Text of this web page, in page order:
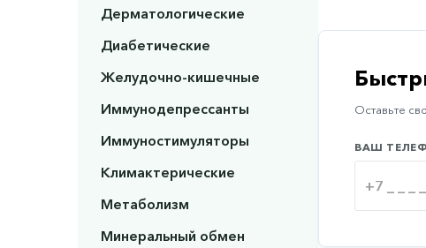
Дерматологические
Диабетические
Желудочно-кишечные
Иммунодепрессанты
Иммуностимуляторы
Климактерические
Метаболизм
Минеральный обмен
Оставьте
ВАШ